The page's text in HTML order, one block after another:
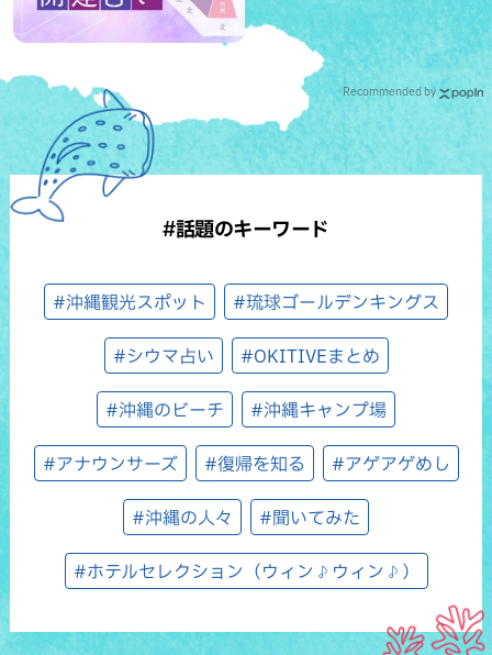
Recommended by
#話題のキーワード
#沖縄観光スポット #琉球ゴールデンキングス
#シウマ占い #OKITIVEまとめ
#沖縄のビーチ #沖縄キャンプ場
#アナウンサーズ #復帰を知る #アゲアゲめし
#沖縄の人々 #聞いてみた
#ホテルセレクション（ウィン♪ウィン♪）